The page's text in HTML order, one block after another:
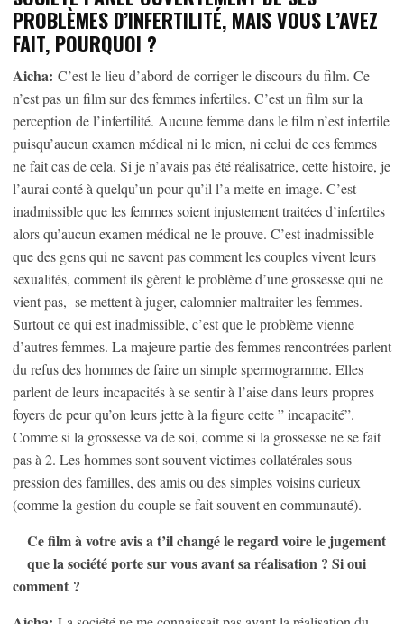
PROBLÈMES D’INFERTILITÉ, MAIS VOUS L’AVEZ
FAIT, POURQUOI ?
Aicha: C’est le lieu d’abord de corriger le discours du film. Ce
n’est pas un film sur des femmes infertiles. C’est un film sur la
perception de l’infertilité. Aucune femme dans le film n’est infertile
puisqu’aucun examen médical ni le mien, ni celui de ces femmes
ne fait cas de cela. Si je n’avais pas été réalisatrice, cette histoire, je
l’aurai conté à quelqu’un pour qu’il l’a mette en image. C’est
inadmissible que les femmes soient injustement traitées d’infertiles
alors qu’aucun examen médical ne le prouve. C’est inadmissible
que des gens qui ne savent pas comment les couples vivent leurs
sexualités, comment ils gèrent le problème d’une grossesse qui ne
vient pas, se mettent à juger, calomnier maltraiter les femmes.
Surtout ce qui est inadmissible, c’est que le problème vienne
d’autres femmes. La majeure partie des femmes rencontrées parlent
du refus des hommes de faire un simple spermogramme. Elles
parlent de leurs incapacités à se sentir à l’aise dans leurs propres
foyers de peur qu’on leurs jette à la figure cette ” incapacité”.
Comme si la grossesse va de soi, comme si la grossesse ne se fait
pas à 2. Les hommes sont souvent victimes collatérales sous
pression des familles, des amis ou des simples voisins curieux
(comme la gestion du couple se fait souvent en communauté).
Ce film à votre avis a t’il changé le regard voire le jugement
que la société porte sur vous avant sa réalisation ? Si oui
comment ?